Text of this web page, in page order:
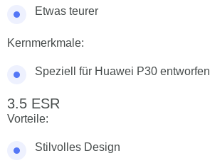
Etwas teurer
Kernmerkmale:
Speziell für Huawei P30 entworfen
ESR
Vorteile:
Stilvolles Design